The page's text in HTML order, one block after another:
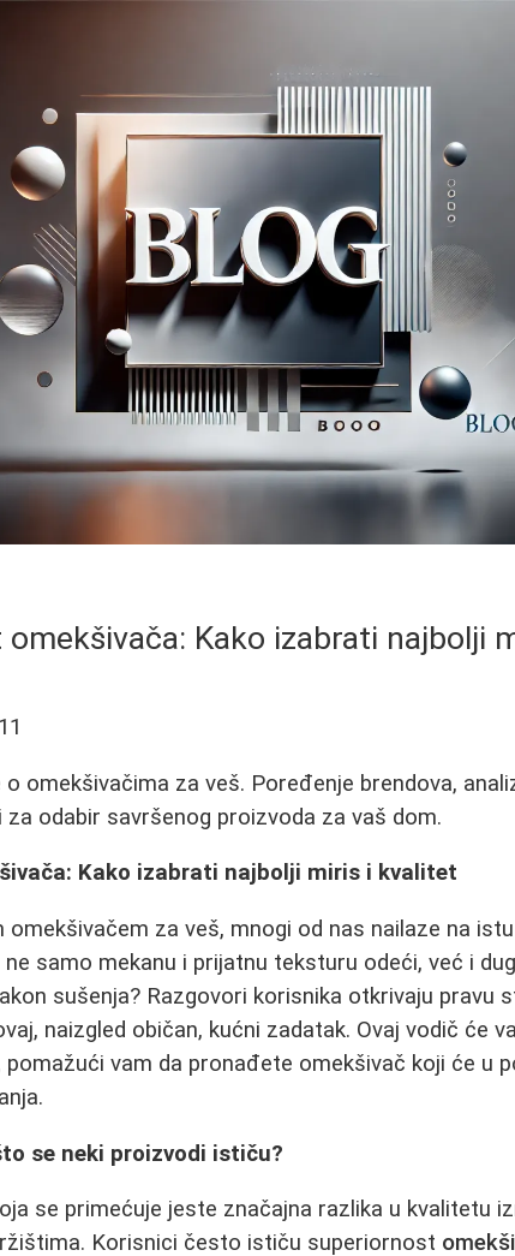
Kako izabrati najbolji
omekšivačima za veš. Poređenje brendova,
odabir savršenog proizvoda za vaš dom.
Kako izabrati najbolji miris i kvalitet
za veš, mnogi od nas nailaze na
samo mekanu i prijatnu teksturu odeći, već i
sušenja? Razgovori korisnika otkrivaju pravu
naizgled običan, kućni zadatak. Ovaj vodič će
pomažući vam da pronađete omekšivač koji će u
se neki proizvodi ističu?
se primećuje jeste značajna razlika u kvalitetu
Korisnici često ističu superiornost